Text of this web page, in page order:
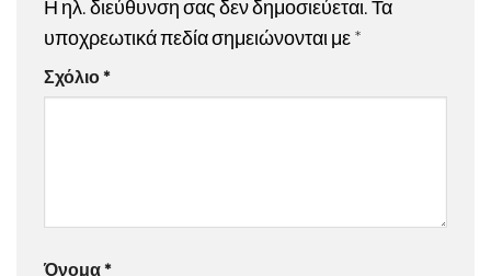
Η ηλ. διεύθυνση σας δεν δημοσιεύεται.Τα
υποχρεωτικά πεδία σημειώνονται με*
Σχόλιο*
Όνομα*